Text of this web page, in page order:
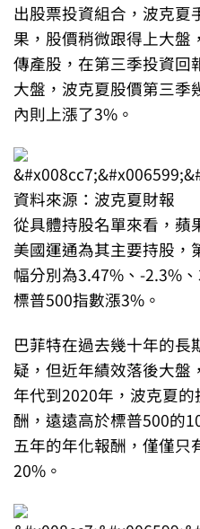
出股票投資組合，波克夏
果，股價稍微跟得上大盤
傳產股，在第三季投資回
大盤，波克夏股價第三季
內則上漲了3%。
資料來源：波克夏財報
從具體持股名單來看，蘋
美國運通為其主要持股，
幅分別為3.47%、-2.3%
標普500指數漲3%。
巴菲特在過去幾十年的長
疑，但近年績效落後大盤
年代到2020年，波克夏
酬，遠遠高於標普500的
五年的年化報酬，僅僅只
20%。